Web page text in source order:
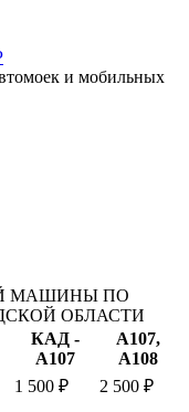
и мобильных
МАШИНЫ ПО
ОБЛАСТИ
КАД -
А107
А107,
А108
1 500 ₽
2 500 ₽